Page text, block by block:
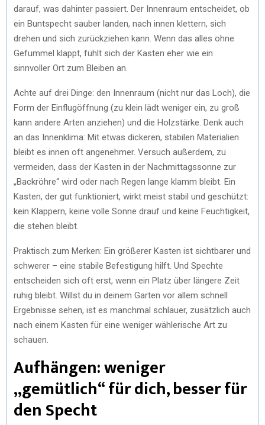
darauf, was dahinter passiert. Der Innenraum entscheidet, ob
ein Buntspecht sauber landen, nach innen klettern, sich
drehen und sich zurückziehen kann. Wenn das alles ohne
Gefummel klappt, fühlt sich der Kasten eher wie ein
sinnvoller Ort zum Bleiben an.
Achte auf drei Dinge: den Innenraum (nicht nur das Loch), die
Form der Einflugöffnung (zu klein lädt weniger ein, zu groß
kann andere Arten anziehen) und die Holzstärke. Denk auch
an das Innenklima: Mit etwas dickeren, stabilen Materialien
bleibt es innen oft angenehmer. Versuch außerdem, zu
vermeiden, dass der Kasten in der Nachmittagssonne zur
„Backröhre“ wird oder nach Regen lange klamm bleibt. Ein
Kasten, der gut funktioniert, wirkt meist stabil und geschützt:
kein Klappern, keine volle Sonne drauf und keine Feuchtigkeit,
die stehen bleibt.
Praktisch zum Merken: Ein größerer Kasten ist sichtbarer und
schwerer – eine stabile Befestigung hilft. Und Spechte
entscheiden sich oft erst, wenn ein Platz über längere Zeit
ruhig bleibt. Willst du in deinem Garten vor allem schnell
Ergebnisse sehen, ist es manchmal schlauer, zusätzlich auch
nach einem Kasten für eine weniger wählerische Art zu
schauen.
Aufhängen: weniger
„gemütlich“ für dich, besser für
den Specht